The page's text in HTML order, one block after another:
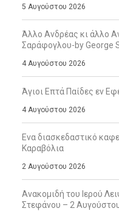
5 Αυγούστου 2026
Άλλο Ανδρέας κι άλλο
Σαράφογλου-by George
4 Αυγούστου 2026
Άγιοι Επτά Παίδες εν
4 Αυγούστου 2026
Ενα διασκεδαστικό
Καραβόλια
2 Αυγούστου 2026
Ανακομιδή του Ιερού
Στεφάνου – 2